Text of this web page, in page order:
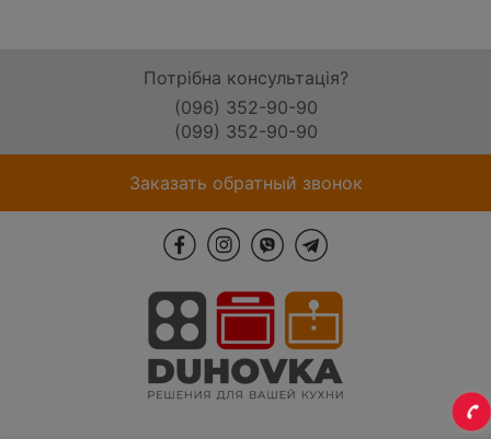
Потрібна консультація?
(096) 352-90-90
(099) 352-90-90
Заказать обратный звонок